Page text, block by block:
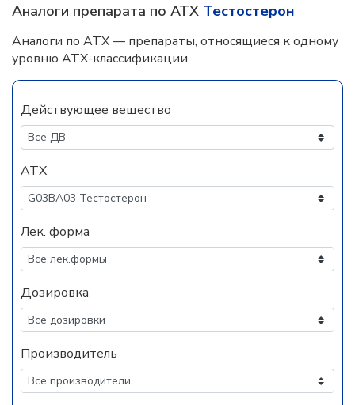
Аналоги препарата по АТХ Тестостерон
Аналоги по АТХ — препараты, относящиеся к одному
уровню АТХ-классификации.
Действующее вещество
АТХ
Лек. форма
Дозировка
Производитель